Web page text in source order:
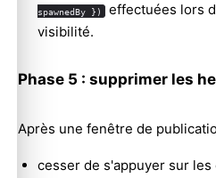
spawnedBy })
effectuées lors
visibilité.
Phase 5 : supprimer les
Après une fenêtre de
cesser de s'appuyer sur les